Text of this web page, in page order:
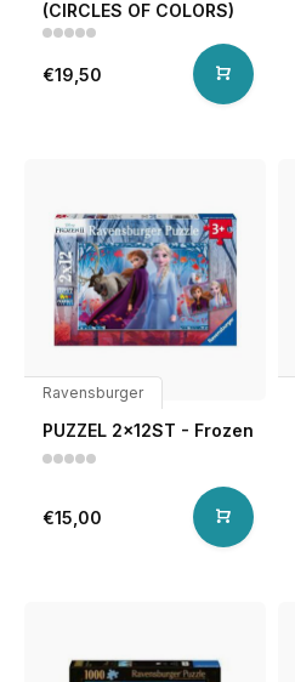
(CIRCLES OF COLORS)
€19,50
Ravensburger
PUZZEL 2x12ST - Frozen
€15,00